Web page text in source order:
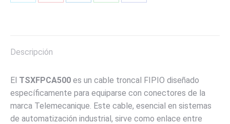
Descripción
El TSXFPCA500 es un cable troncal FIPIO diseñado
específicamente para equiparse con conectores de la
marca Telemecanique. Este cable, esencial en sistemas
de automatización industrial, sirve como enlace entre